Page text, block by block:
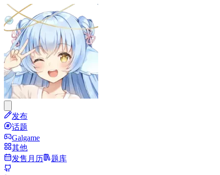
发布
话题
Galgame
其他
发售月历
题库